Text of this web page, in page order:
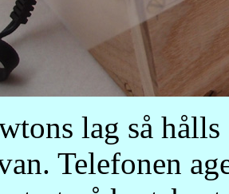
lag så
Telefonen